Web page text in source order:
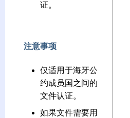
证。
注意事项
仅适用于海牙公
约成员国之间的
文件认证。
如果文件需要用